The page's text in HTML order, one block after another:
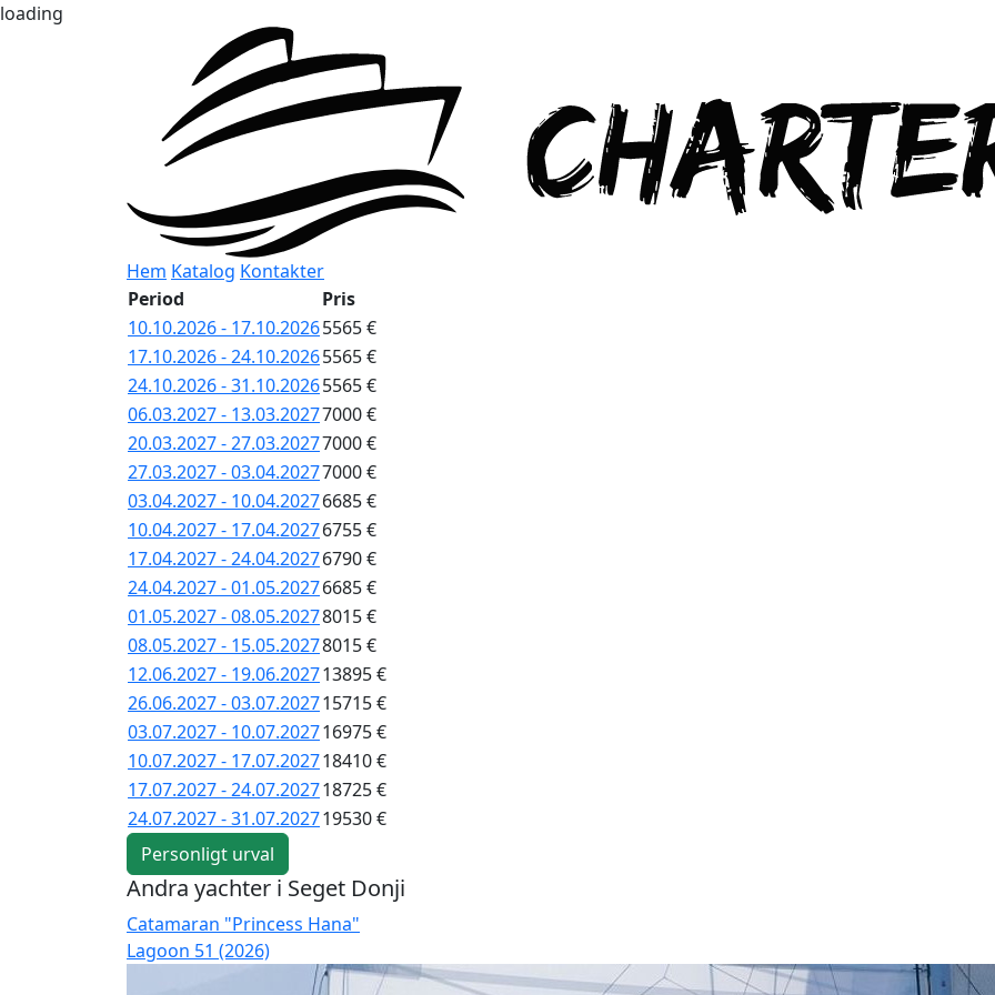
loading
Hem Katalog Kontakter
Period
Pris
10.10.2026 - 17.10.20265565 €
17.10.2026 - 24.10.20265565 €
24.10.2026 - 31.10.20265565 €
06.03.2027 - 13.03.20277000 €
20.03.2027 - 27.03.20277000 €
27.03.2027 - 03.04.20277000 €
03.04.2027 - 10.04.20276685 €
10.04.2027 - 17.04.20276755 €
17.04.2027 - 24.04.20276790 €
24.04.2027 - 01.05.20276685 €
01.05.2027 - 08.05.20278015 €
08.05.2027 - 15.05.20278015 €
12.06.2027 - 19.06.202713895 €
26.06.2027 - 03.07.202715715 €
03.07.2027 - 10.07.202716975 €
10.07.2027 - 17.07.202718410 €
17.07.2027 - 24.07.202718725 €
24.07.2027 - 31.07.202719530 €
Personligt urval
Andra yachter i Seget Donji
Catamaran "Princess Hana"
Lagoon 51 (2026)